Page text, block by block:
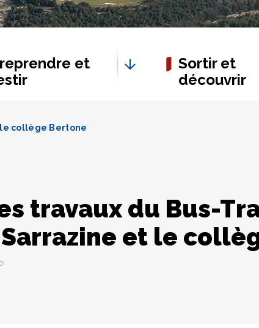
et
Sortir et
découvrir
collège Bertone
travaux du Bus-
et le